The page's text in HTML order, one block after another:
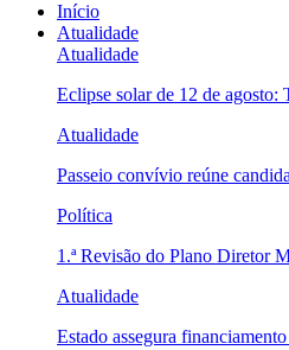
Início
Atualidade
Atualidade
Eclipse solar de 12 de agosto:
Atualidade
Passeio convívio reúne
Política
1.ª Revisão do Plano Diretor
Atualidade
Estado assegura